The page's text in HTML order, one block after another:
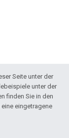
Seite unter der
unter der
finden Sie in den
eine eingetragene